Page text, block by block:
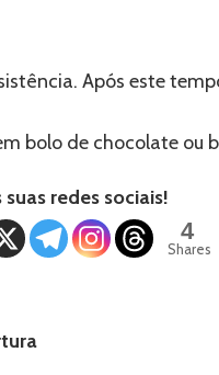
Após este
bolo de chocolate ou
redes sociais!
4
Shares